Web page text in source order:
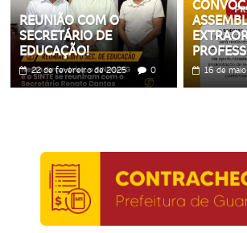
REUNIÃO COM O
SECRETÁRIO DE
EDUCAÇÃO!
22 de fevereiro de 2025 0 16 de